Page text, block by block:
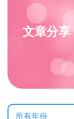
文章分享